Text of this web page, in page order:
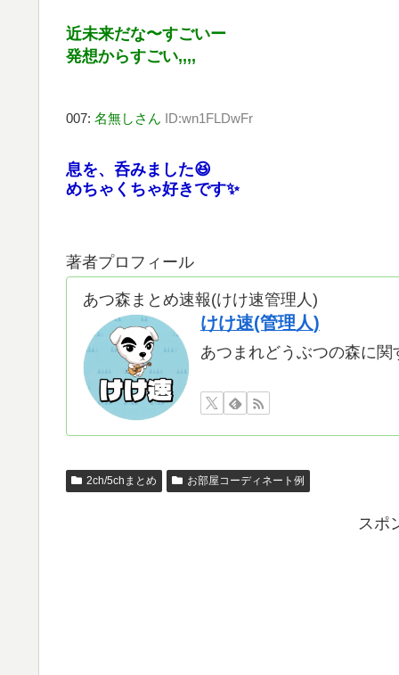
近未来だな〜すごいー
発想からすごい,,,,
007: 名無しさん ID:wn1FLDwFr
息を、呑みました😆
めちゃくちゃ好きです✨
著者プロフィール
あつ森まとめ速報(けけ速管理人)
けけ速(管理人)
あつまれどうぶつの森に
2ch/5chまとめ お部屋コーディネート例
スポ